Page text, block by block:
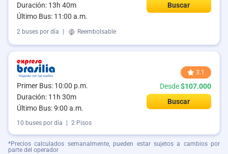
Duración: 13h 40m
Último Bus: 11:00 a.m.
Buscar
2 buses por día | Reembolsable
Primer Bus: 10:00 p.m.
Duración: 11h 30m
Último Bus: 9:00 a.m.
3.1
Desde$107.000
Buscar
10 buses por día | 2 Pisos
*Precios calculados semanalmente, pueden estar sujetos a cambios por
parte del operador